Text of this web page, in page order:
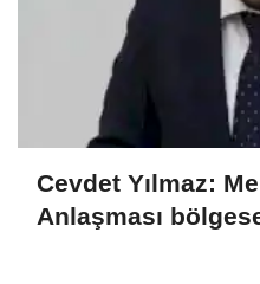
Cevdet Yılmaz:
Anlaşması